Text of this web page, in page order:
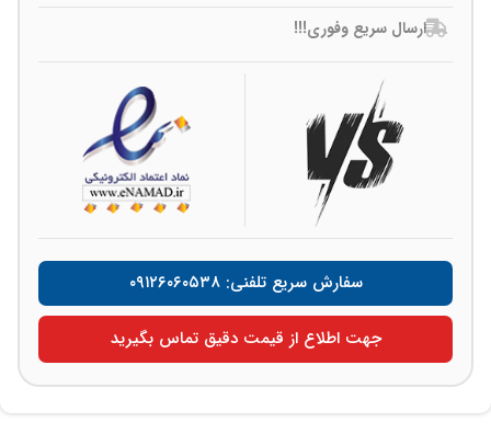
ارسال سریع وفوری!!!
سفارش سریع تلفنی: ۰۹۱۲۶۰۶۰۵۳۸
جهت اطلاع از قیمت دقیق تماس بگیرید